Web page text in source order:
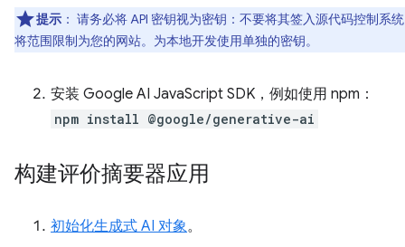
提示 ： 请务必将 API 密钥视为密钥：不要将其签入源代码控制系
将范围限制为您的网站。为本地开发使用单独的密钥。
安装 Google AI JavaScript SDK，例如使用 npm：
npm install @google/generative-ai
构建评价摘要器应用
初始化生成式 AI 对象。